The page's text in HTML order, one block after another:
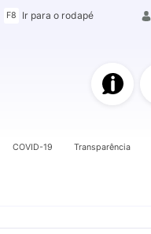
Ir para o rodapé
F8
COVID-19 Transparência